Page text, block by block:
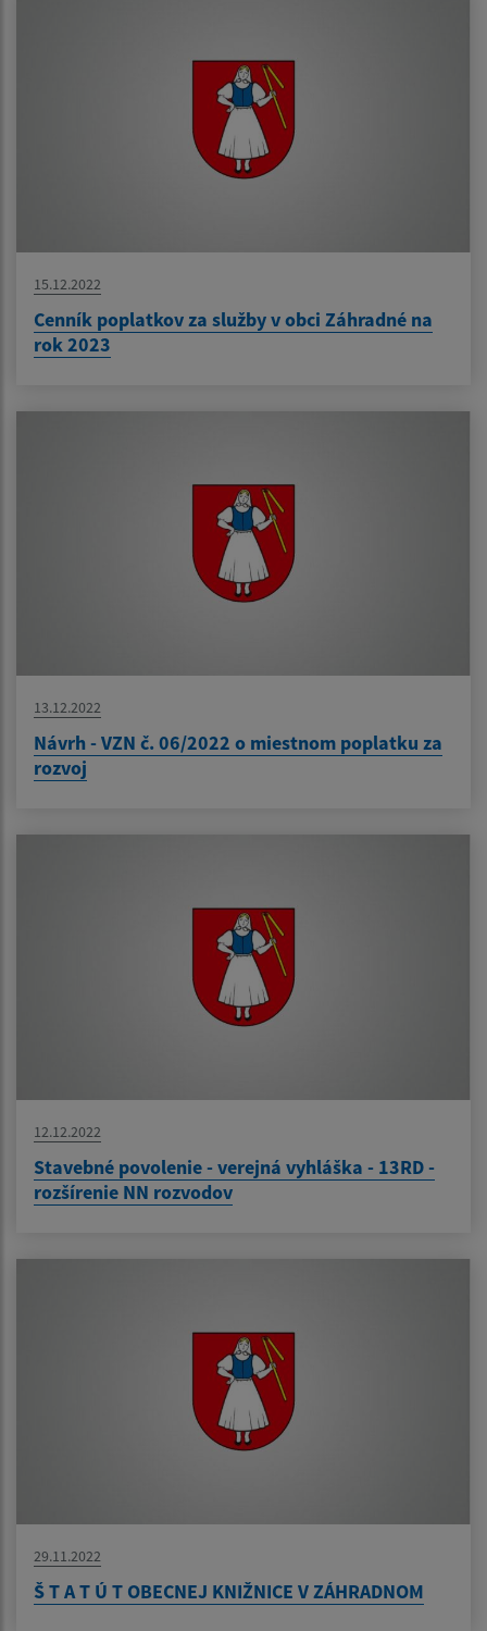
15.12.2022
Cenník poplatkov za služby v obci Záhradné na
rok 2023
13.12.2022
Návrh - VZN č. 06/2022 o miestnom poplatku za
rozvoj
12.12.2022
Stavebné povolenie - verejná vyhláška - 13RD -
rozšírenie NN rozvodov
29.11.2022
Š T A T Ú T OBECNEJ KNIŽNICE V ZÁHRADNOM